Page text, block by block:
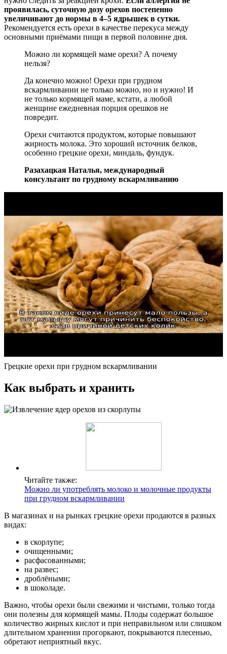
проявилась, суточную дозу орехов постепенно
увеличивают до нормы в 4–5 ядрышек в сутки.
Рекомендуется есть орехи в качестве перекуса между
основными приёмами пищи в первой половине дня.
Можно ли кормящей маме орехи? А почему
нельзя?
Да конечно можно! Орехи при грудном
вскармливании не только можно, но и нужно! И
не только кормящей маме, кстати, а любой
женщине ежедневная порция орешков не
повредит.
Орехи считаются продуктом, которые повышают
жирность молока. Это хороший источник белков,
особенно грецкие орехи, миндаль, фундук.
Разахацкая Наталья, международный
консультант по грудному вскармливанию
Грецкие орехи при грудном вскармливании
Как выбрать и хранить
Читайте также:
Можно ли употреблять молоко и молочные продукты
при грудном вскармливании
В магазинах и на рынках грецкие орехи продаются в разных
видах:
в скорлупе;
очищенными;
расфасованными;
на развес;
дроблёными;
в шоколаде.
Важно, чтобы орехи были свежими и чистыми, только тогда
они полезны для кормящей мамы. Плоды содержат большое
количество жирных кислот и при неправильном или слишком
длительном хранении прогоркают, покрываются плесенью,
обретают неприятный вкус.